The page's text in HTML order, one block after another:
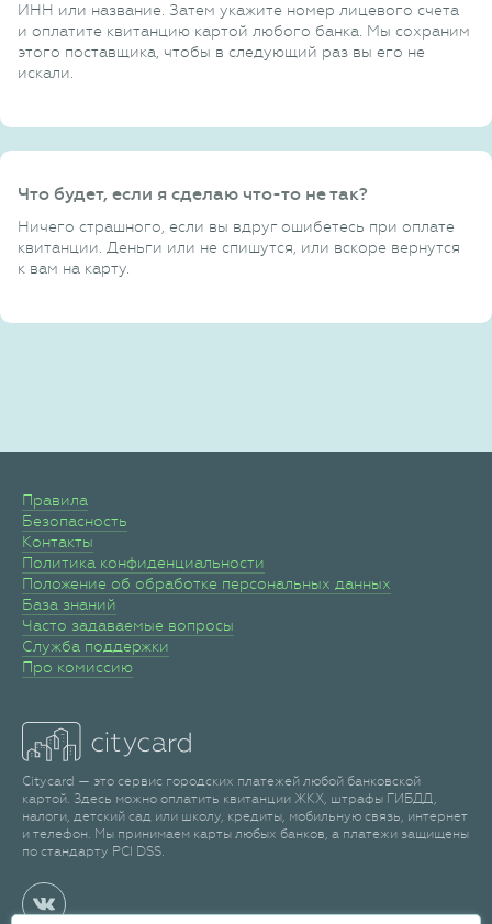
ИНН или название. Затем укажите номер лицевого счета
и оплатите квитанцию картой любого банка. Мы сохраним
этого поставщика, чтобы в следующий раз вы его не
искали.
Что будет, если я сделаю что-то не так?
Ничего страшного, если вы вдруг ошибетесь при оплате
квитанции. Деньги или не спишутся, или вскоре вернутся
к вам на карту.
Правила
Безопасность
Контакты
Политика конфиденциальности
Положение об обработке персональных данных
База знаний
Часто задаваемые вопросы
Служба поддержки
Про комиссию
Citycard — это сервис городских платежей любой банковской
картой. Здесь можно оплатить квитанции ЖКХ, штрафы ГИБДД,
налоги, детский сад или школу, кредиты, мобильную связь, интернет
и телефон. Мы принимаем карты любых банков, а платежи защищены
по стандарту PCI DSS.